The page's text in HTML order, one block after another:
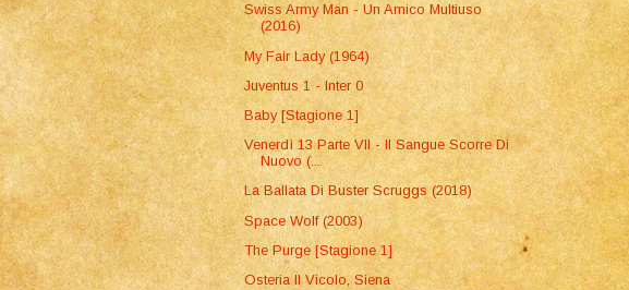
Swiss Army Man - Un Amico Multiuso
(2016)
My Fair Lady (1964)
Juventus 1 - Inter 0
Baby [Stagione 1]
Venerdì 13 Parte VII - Il Sangue Scorre Di
Nuovo (...
La Ballata Di Buster Scruggs (2018)
Space Wolf (2003)
The Purge [Stagione 1]
Osteria Il Vicolo, Siena